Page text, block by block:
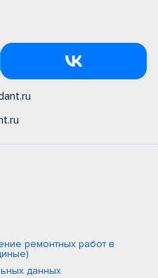
ремонтных работ в
данных